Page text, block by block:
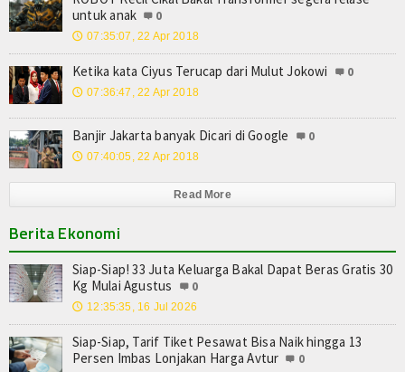
untuk anak
0
🕔 07:35:07, 22 Apr 2018
Ketika kata Ciyus Terucap dari Mulut Jokowi 0
🕔 07:36:47, 22 Apr 2018
Banjir Jakarta banyak Dicari di Google 0
🕔 07:40:05, 22 Apr 2018
Read More
Berita Ekonomi
Siap-Siap! 33 Juta Keluarga Bakal Dapat Beras Gratis 30
Kg Mulai Agustus
0
🕔 12:35:35, 16 Jul 2026
Siap-Siap, Tarif Tiket Pesawat Bisa Naik hingga 13
Persen Imbas Lonjakan Harga Avtur
0